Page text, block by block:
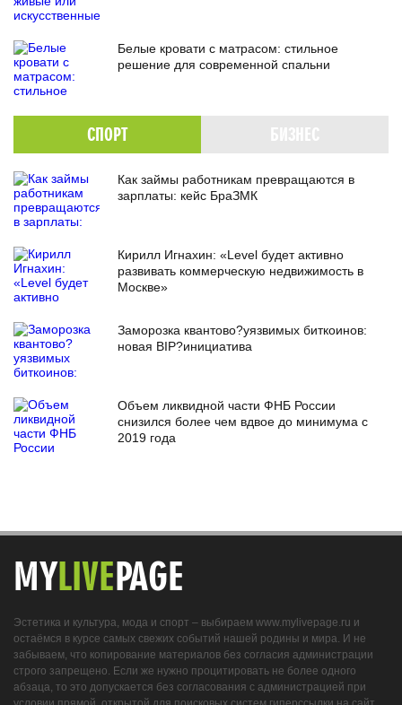
Белые кровати с матрасом: стильное
решение для современной спальни
СПОРТ
Как займы работникам превращаются в
зарплаты: кейс БраЗМК
Кирилл Игнахин: «Level будет активно
развивать коммерческую недвижимость в
Москве»
Заморозка квантово?уязвимых биткоинов:
новая BIP?инициатива
Объем ликвидной части ФНБ России
снизился более чем вдвое до минимума с
2019 года
MYLIVEPAGE
Эстетика и культура, мода и спорт – выбираем www.mylivepage.ru и
остаёмся в курсе самых свежих событий нашей родины и мира. И не
забываем, что копирование материалов без согласия администрации
строго запрещено. Если же нужно процитировать не более одного
абзаца, то это допускается без согласования с администрацией при